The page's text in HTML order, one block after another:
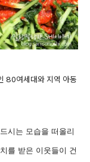
80여세대와 지역 아동
시는 모습을 떠올리
치를 받은 이웃들이 건